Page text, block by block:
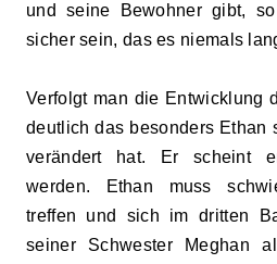
und seine Bewohner gibt,
sicher sein, das es niemals
Verfolgt man die Entwicklung
deutlich das besonders Ethan
verändert hat. Er scheint
werden.
Ethan muss
treffen und sich im dritten
seiner Schwester Meghan